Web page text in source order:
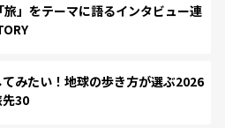
」をテーマに語るインタビュー連
みたい！地球の歩き方が選ぶ2026
30